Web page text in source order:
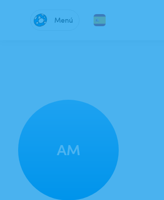
Menú
AM